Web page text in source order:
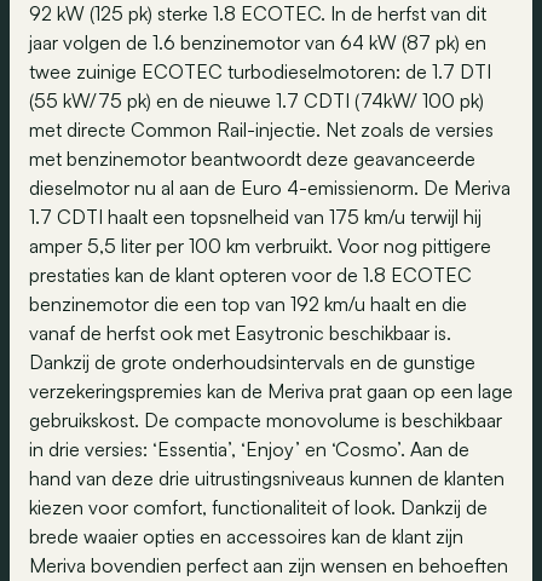
92 kW (125 pk) sterke 1.8 ECOTEC. In de herfst van dit
jaar volgen de 1.6 benzinemotor van 64 kW (87 pk) en
twee zuinige ECOTEC turbodieselmotoren: de 1.7 DTI
(55 kW/75 pk) en de nieuwe 1.7 CDTI (74kW/ 100 pk)
met directe Common Rail-injectie. Net zoals de versies
met benzinemotor beantwoordt deze geavanceerde
dieselmotor nu al aan de Euro 4-emissienorm. De Meriva
1.7 CDTI haalt een topsnelheid van 175 km/u terwijl hij
amper 5,5 liter per 100 km verbruikt. Voor nog pittigere
prestaties kan de klant opteren voor de 1.8 ECOTEC
benzinemotor die een top van 192 km/u haalt en die
vanaf de herfst ook met Easytronic beschikbaar is.
Dankzij de grote onderhoudsintervals en de gunstige
verzekeringspremies kan de Meriva prat gaan op een lage
gebruikskost. De compacte monovolume is beschikbaar
in drie versies: ‘Essentia’, ‘Enjoy’ en ‘Cosmo’. Aan de
hand van deze drie uitrustingsniveaus kunnen de klanten
kiezen voor comfort, functionaliteit of look. Dankzij de
brede waaier opties en accessoires kan de klant zijn
Meriva bovendien perfect aan zijn wensen en behoeften